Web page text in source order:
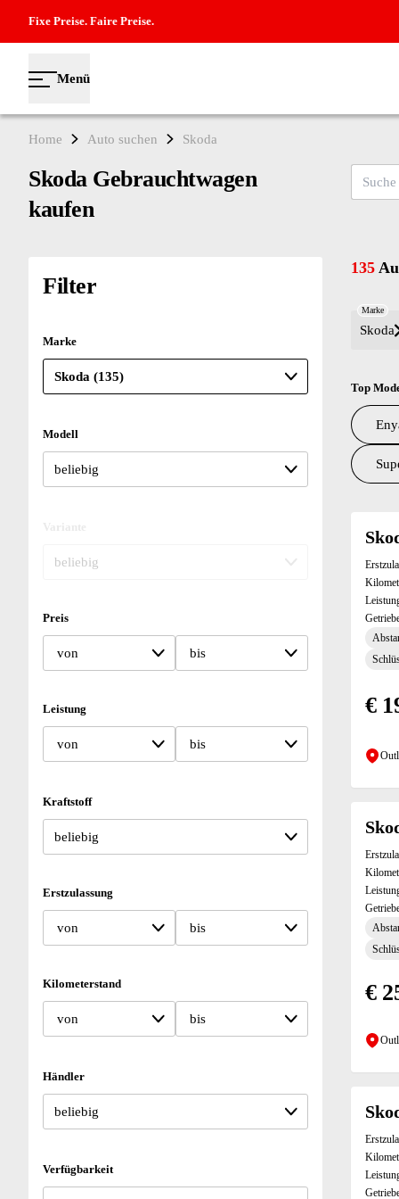
Fixe Preise. Faire Preise.
Menü
Home Auto suchen Skoda
Skoda Gebrauchtwagen
kaufen
Filter
Marke
Modell
Preis
von bis
Leistung
von bis
Kraftstoff
Erstzulassung
von bis
Kilometerstand
von bis
Händler
Verfügbarkeit
135
Skoda
Marke
Top
€
€